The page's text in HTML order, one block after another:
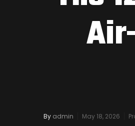
By admin May 18, 2026